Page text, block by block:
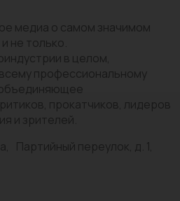
медиа о самом значимом
не только.
в целом,
профессиональному
прокатчиков, лидеров
и зрителей.
Партийный переулок, д. 1,